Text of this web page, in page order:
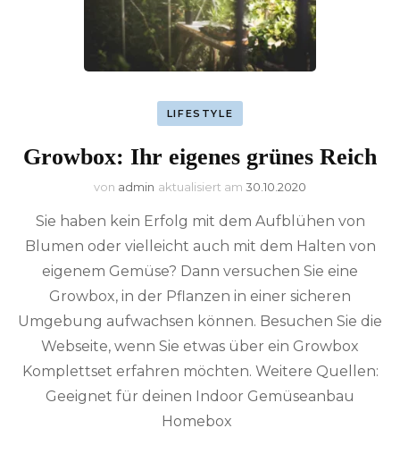
LIFESTYLE
Growbox: Ihr eigenes grünes Reich
von admin aktualisiert am 30.10.2020
Sie haben kein Erfolg mit dem Aufblühen von
Blumen oder vielleicht auch mit dem Halten von
eigenem Gemüse? Dann versuchen Sie eine
Growbox, in der Pflanzen in einer sicheren
Umgebung aufwachsen können. Besuchen Sie die
Webseite, wenn Sie etwas über ein Growbox
Komplettset erfahren möchten. Weitere Quellen:
Geeignet für deinen Indoor Gemüseanbau
Homebox